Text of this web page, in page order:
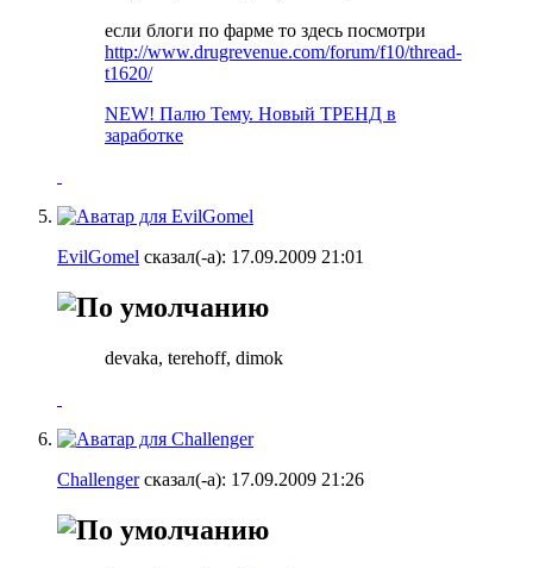
если блоги по фарме то здесь посмотри
http://www.drugrevenue.com/forum/f10/thread-
t1620/
NEW! Палю Тему. Новый ТРЕНД в
заработке
EvilGomel сказал(-а): 17.09.2009 21:01
devaka, terehoff, dimok
Challengerсказал(-а): 17.09.2009 21:26